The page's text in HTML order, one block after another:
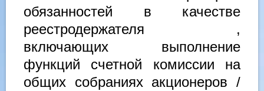
обязанностей в качестве
реестродержателя ,
включающих выполнение
функций счетной комиссии на
общих собраниях акционеров /